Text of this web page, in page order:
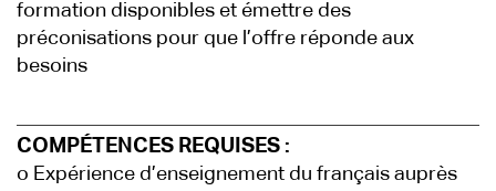
formation disponibles et émettre des
préconisations pour que l’offre réponde aux
besoins
COMPÉTENCES REQUISES :
o Expérience d’enseignement du français auprès